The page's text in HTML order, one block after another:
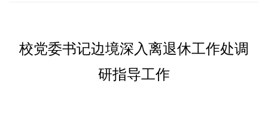
校党委书记边境深入离退休工作处调
研指导工作